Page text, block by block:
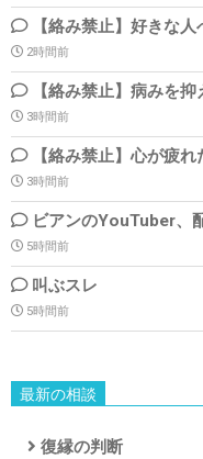
【絡み禁止】好きな人
2時間前
【絡み禁止】病みを抑
3時間前
【絡み禁止】心が疲れ
3時間前
ビアンのYouTuber、
5時間前
叫ぶスレ
5時間前
最新の相談
復縁の判断